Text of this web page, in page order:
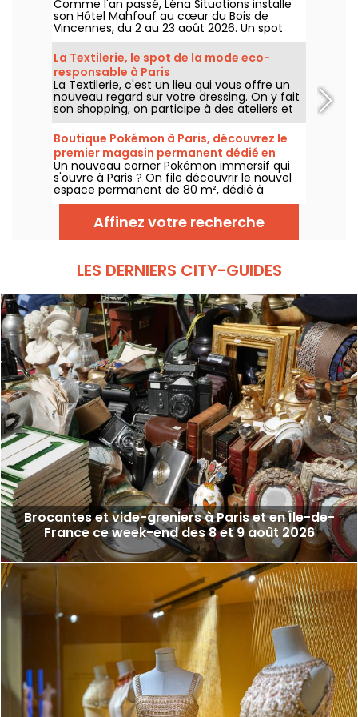
Vincennes
Comme l'an passé, Léna Situations installe
son Hôtel Mahfouf au cœur du Bois de
Vincennes, du 2 au 23 août 2026. Un spot
chill et estival, entre vlogs d'août, shopping,
gourmandises végé et détente, avec un
goût de nostalgie.
La Textilerie, le spot de la mode eco-
responsable à Paris
La Textilerie, c'est un lieu qui vous offre un
nouveau regard sur votre dressing. On y fait
son shopping, on participe à des ateliers et
on redécouvre la mode d'un point de vue
eco-responsable.
Boutique Pokémon à Paris, découvrez le
premier magasin permanent dédié en
images
Un nouveau corner Pokémon immersif qui
s'ouvre à Paris ? On file découvrir le nouvel
espace permanent de 80 m², dédié à
l’univers des célèbres créatures, au sein de
la boutique Le Coin des Barons, située rue de
Rivoli dans le 1er arrondissement. Depuis ce
28 mars 2025, ce corner unique attend les
Affinez votre recherche
LES DERNIERS CITY-GUIDES
Brocantes et vide-greniers à Paris et en Île-de-
France ce week-end des 8 et 9 août 2026